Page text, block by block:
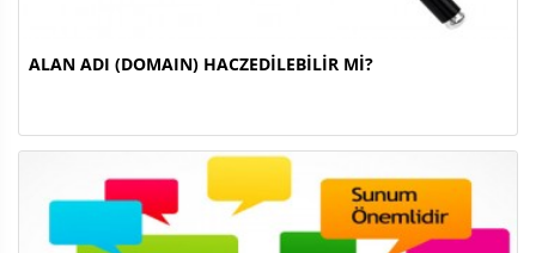
ALAN ADI (DOMAIN) HACZEDİLEBİLİR Mİ?